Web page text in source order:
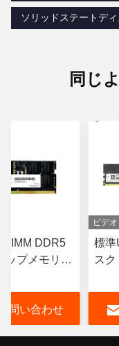
ソリッドステートデ
同じ
DIMM DDR5
ップメモリ
問い合わせ
ビデオ
標準
スク